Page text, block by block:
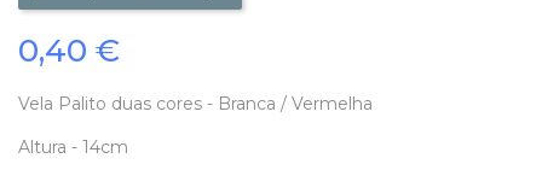
0,40 €
Vela Palito duas cores - Branca / Vermelha
Altura - 14cm